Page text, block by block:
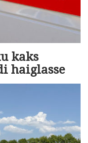
kaks
haiglasse